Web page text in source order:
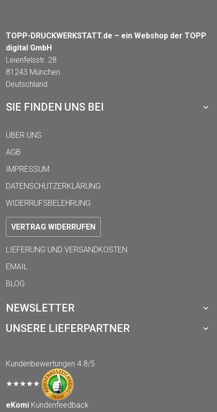
TOPP-DRUCKWERKSTATT.de – ein Webshop der TOPP
digital GmbH
Leienfelsstr. 28
81243 München
Deutschland
SIE FINDEN UNS BEI
ÜBER UNS
AGB
IMPRESSUM
DATENSCHUTZERKLÄRUNG
WIDERRUFSBELEHRUNG
VERTRAG WIDERRUFEN
LIEFERUNG UND VERSANDKOSTEN
EMAIL
BLOG
NEWSLETTER
UNSERE LIEFERPARTNER
Kundenbewertungen 4.8/5
★★★★★
eKomi Kundenfeedback